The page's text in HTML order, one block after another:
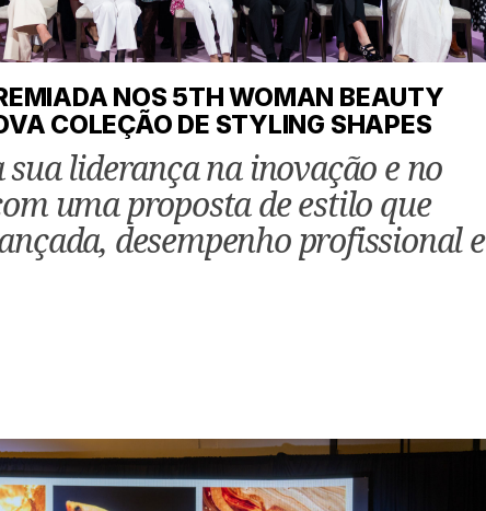
NOS 5TH WOMAN BEAUTY
COLEÇÃO DE STYLING SHAPES
liderança na inovação e no
uma proposta de estilo que
desempenho profissional e